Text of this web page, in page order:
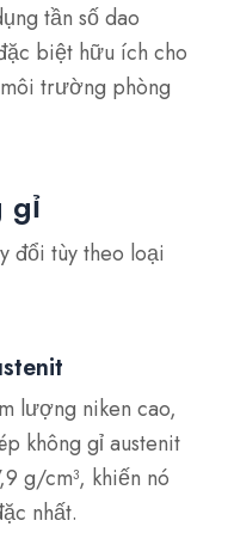
tần số dao
biệt hữu ích cho
trường phòng
gỉ
đổi tùy theo loại
lượng niken cao,
không gỉ austenit
g/cm³, khiến nó
nhất.